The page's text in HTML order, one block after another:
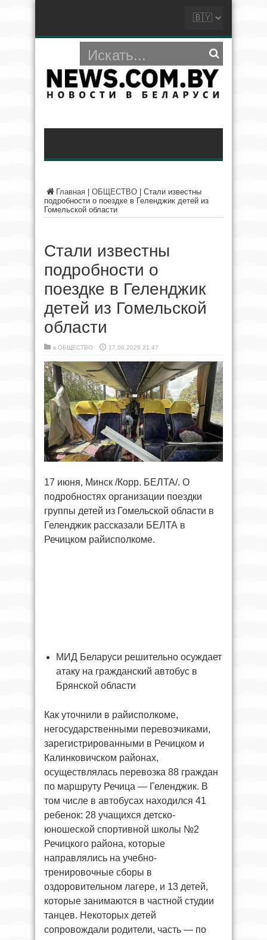
Главная ОБЩЕСТВО
Стали известны
подробности о поездке в Геленджик детей из
Гомельской области
Стали известны
подробности о
поездке в Геленджик
детей из Гомельской
области
в ОБЩЕСТВО 17.06.2026 21:47
17 июня, Минск /Корр. БЕЛТА/. О
подробностях организации поездки
группы детей из Гомельской области в
Геленджик рассказали БЕЛТА в
Речицком райисполкоме.
МИД Беларуси решительно осуждает
атаку на гражданский автобус в
Брянской области
Как уточнили в райисполкоме,
негосударственными перевозчиками,
зарегистрированными в Речицком и
Калинковичском районах,
осуществлялась перевозка 88 граждан
по маршруту Речица — Геленджик. В
том числе в автобусах находился 41
ребенок: 28 учащихся детско-
юношеской спортивной школы №2
Речицкого района, которые
направлялись на учебно-
тренировочные сборы в
оздоровительном лагере, и 13 детей,
которые занимаются в частной студии
танцев. Некоторых детей
сопровождали родители, часть — по